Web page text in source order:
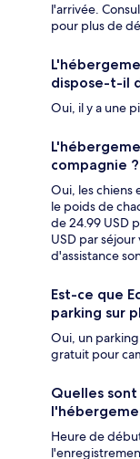
l'arrivée.
pour plus de
dispose-t-il
Oui, il y a une
compagnie ?
Oui, les chiens
le poids de
de 24.99 USD
USD par
d'assistance
Est-ce que
parking sur
Oui, un
gratuit pour
Quelles
Heure de